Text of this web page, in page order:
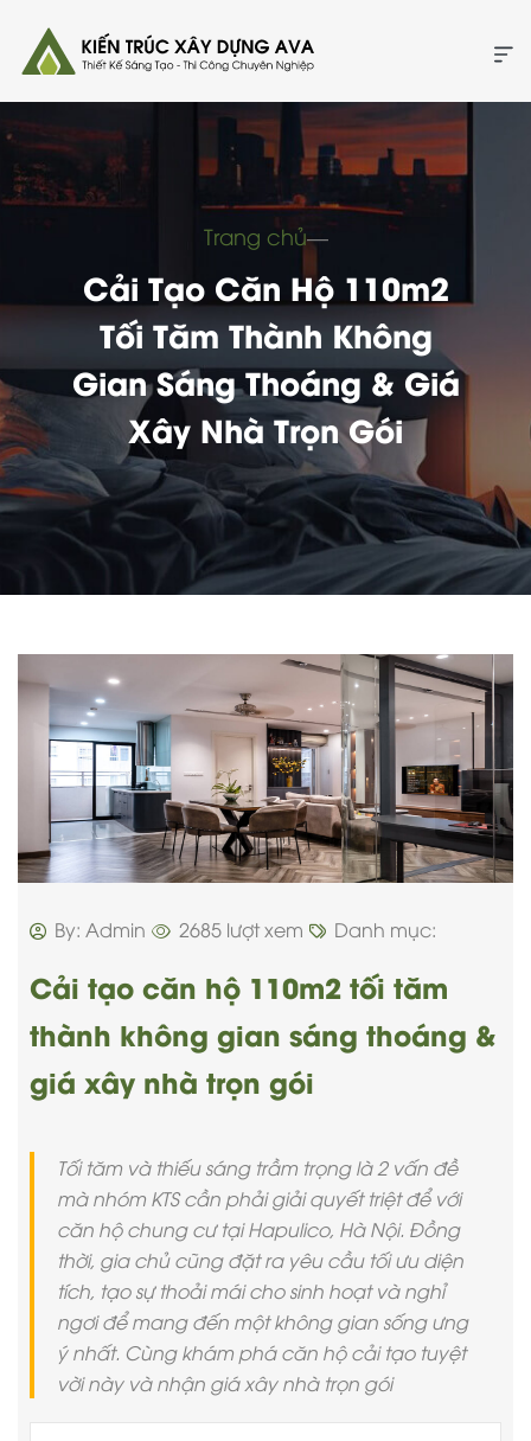
Trang chủ―
Cải Tạo Căn Hộ 110m2
Tối Tăm Thành Không
Gian Sáng Thoáng & Giá
Xây Nhà Trọn Gói
By: Admin 2685 lượt xem Danh mục:
Cải tạo căn hộ 110m2 tối tăm
thành không gian sáng thoáng &
giá xây nhà trọn gói
Tối tăm và thiếu sáng trầm trọng là 2 vấn đề
mà nhóm KTS cần phải giải quyết triệt để với
căn hộ chung cư tại Hapulico, Hà Nội. Đồng
thời, gia chủ cũng đặt ra yêu cầu tối ưu diện
tích, tạo sự thoải mái cho sinh hoạt và nghỉ
ngơi để mang đến một không gian sống ưng
ý nhất. Cùng khám phá căn hộ cải tạo tuyệt
vời này và nhận giá xây nhà trọn gói